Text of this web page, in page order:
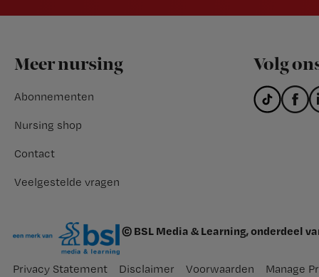
Footer
Meer nursing
Abonnementen
Nursing shop
Contact
Veelgestelde vragen
Volg
© BSL Media & Learning, onderdeel
Privacy Statement Disclaimer Voorwaarden Manage